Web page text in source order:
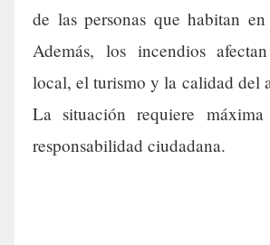
de las personas que habitan
Además, los incendios
local, el turismo y la calidad del
La situación requiere
responsabilidad ciudadana.